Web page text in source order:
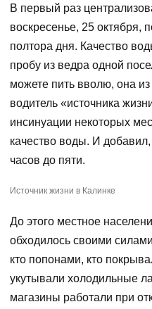
В первый раз
воскресенье, 25 октября,
полтора дня. Качество
пробу из ведра одной
можете пить вволю, она
водитель «источника
инсинуации некоторых
качество воды. И добавил,
часов до пяти.
Источник жизни в Калинке
До этого местное
обходилось своими
кто попонами, кто
укутывали холодильные
магазины работали при